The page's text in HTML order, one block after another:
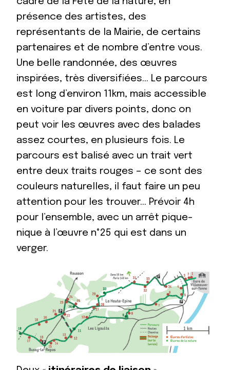
présence des artistes, des
représentants de la Mairie, de certains
partenaires et de nombre d’entre vous.
Une belle randonnée, des œuvres
inspirées, très diversifiées… Le parcours
est long d’environ 11km, mais accessible
en voiture par divers points, donc on
peut voir les œuvres avec des balades
assez courtes, en plusieurs fois. Le
parcours est balisé avec un trait vert
entre deux traits rouges – ce sont des
couleurs naturelles, il faut faire un peu
attention pour les trouver… Prévoir 4h
pour l’ensemble, avec un arrêt pique-
nique à l’œuvre n°25 qui est dans un
verger.